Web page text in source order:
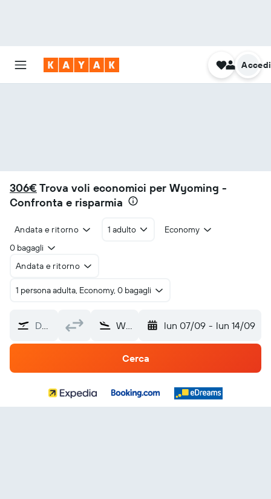
Accedi
306€ Trova voli economici per Wyoming -
Confronta e risparmia
Andata e ritorno 1 adulto
Economy
0 bagagli
Andata e ritorno
1 persona adulta, Economy, 0 bagagli
Da dove? Wyoming lun 07/09 - lun 14/09
Cerca